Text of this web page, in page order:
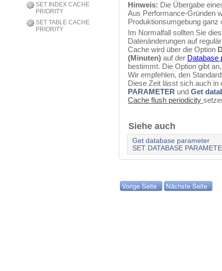
SET INDEX CACHE
PRIORITY
SET TABLE CACHE
PRIORITY
Hinweis: Die Übergabe
Aus Performance-Gründen
Produktionsumgebung
Im Normalfall sollten Sie
Datenänderungen auf
Cache wird über die Option
(Minuten) auf der Database
bestimmt. Die Option gibt
Wir empfehlen, den
Diese Zeit lässt sich auch in
PARAMETER und Get
Cache flush periodicity
Siehe auch
Get database parameter
SET DATABASE
Vorige Seite Nächste Seite